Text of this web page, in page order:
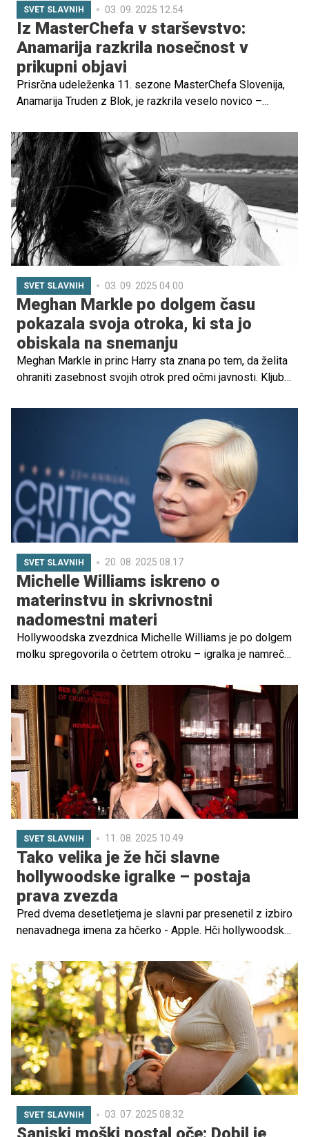
SVET SLAVNIH 03. 09. 2025 12.54
Iz MasterChefa v starševstvo:
Anamarija razkrila nosečnost v
prikupni objavi
Prisrčna udeleženka 11. sezone MasterChefa Slovenija,
Anamarija Truden z Blok, je razkrila veselo novico –
SVET SLAVNIH 03. 09. 2025 04.00
Meghan Markle po dolgem času
pokazala svoja otroka, ki sta jo
obiskala na snemanju
Meghan Markle in princ Harry sta znana po tem, da želita
ohraniti zasebnost svojih otrok pred očmi javnosti. Kljub
sta Archie in Lilibet obiskala snemanje Meghanine nove
televizijske oddaje v Los Angelesu.
SVET SLAVNIH 20. 08. 2025 08.17
Michelle Williams iskreno o
materinstvu in skrivnostni
nadomestni materi
Hollywoodska zvezdnica Michelle Williams je po dolgem
molku spregovorila o četrtem otroku – igralka je namreč
deklice, ki jo je v začetku leta 2025 rodila nadomestna
mati.
SVET SLAVNIH 11. 08. 2025 10.49
Tako velika je že hči slavne
hollywoodske igralke – postaja
prava zvezda
Pred dvema desetletjema je slavni par presenetil z izbiro
nenavadnega imena za hčerko - Apple. Hči hollywoodske
Chrisa Martina, je tako že ob rojstvu leta 2004 sprožila
val radovednosti, danes pa je 21-letna mlada ženska, ki
uspešno stopa na svojo lastno pot.
SVET SLAVNIH 03. 07. 2025 08.32